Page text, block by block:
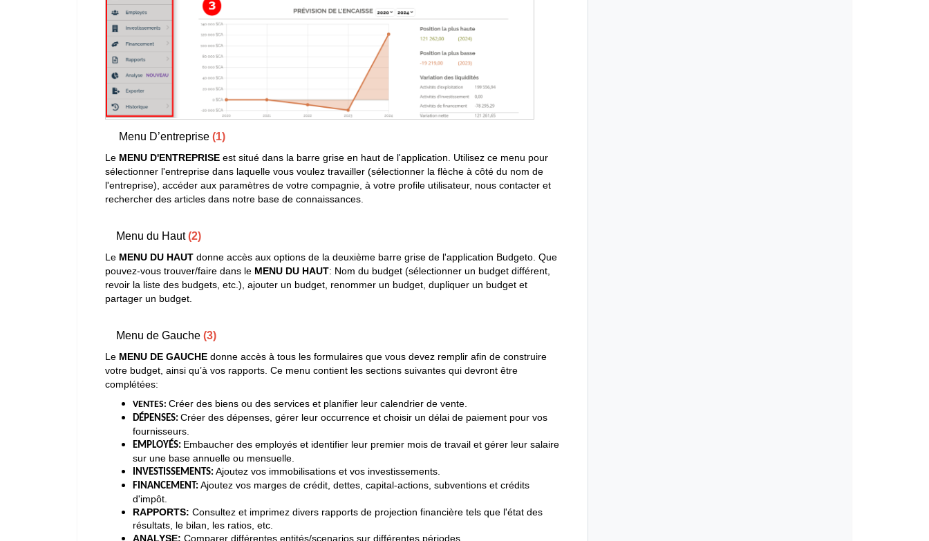
Menu D’entreprise (1)
Le MENU D'ENTREPRISE est situé dans la barre grise en haut de l'application. Utilisez ce menu pour
sélectionner l'entreprise dans laquelle vous voulez travailler (sélectionner la flèche à côté du nom de
l'entreprise), accéder aux paramètres de votre compagnie, à votre profile utilisateur, nous contacter et
rechercher des articles dans notre base de connaissances.
Menu du Haut(2)
Le MENU DU HAUT donne accès aux options de la deuxième barre grise de l'application Budgeto. Que
pouvez-vous trouver/faire dans le MENU DU HAUT: Nom du budget (sélectionner un budget différent,
revoir la liste des budgets, etc.), ajouter un budget, renommer un budget, dupliquer un budget et
partager un budget.
Menu de Gauche (3)
Le MENU DE GAUCHE donne accès à tous les formulaires que vous devez remplir afin de construire
votre budget, ainsi qu’à vos rapports. Ce menu contient les sections suivantes qui devront être
complétées:
VENTES: Créer des biens ou des services et planifier leur calendrier de vente.
DÉPENSES: Créer des dépenses, gérer leur occurrence et choisir un délai de paiement pour vos
fournisseurs.
EMPLOYÉS: Embaucher des employés et identifier leur premier mois de travail et gérer leur salaire
sur une base annuelle ou mensuelle.
INVESTISSEMENTS: Ajoutez vos immobilisations et vos investissements.
FINANCEMENT: Ajoutez vos marges de crédit, dettes, capital-actions, subventions et crédits
d'impôt.
RAPPORTS: Consultez et imprimez divers rapports de projection financière tels que l'état des
résultats, le bilan, les ratios, etc.
ANALYSE: Comparer différentes entités/scenarios sur différentes périodes.